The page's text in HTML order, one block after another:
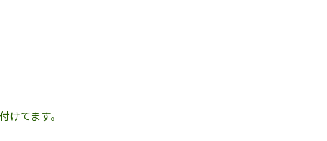
てます。